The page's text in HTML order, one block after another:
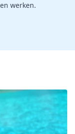
werken.